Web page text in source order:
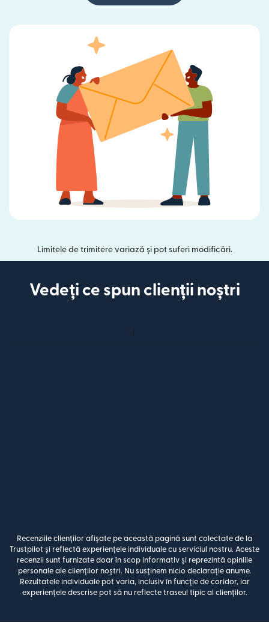
Limitele de trimitere variază și pot suferi modificări.
Vedeți ce spun clienții noștri
Recenziile clienților afișate pe această pagină sunt colectate de la
Trustpilot și reflectă experiențele individuale cu serviciul nostru. Aceste
recenzii sunt furnizate doar în scop informativ și reprezintă opiniile
personale ale clienților noștri. Nu susținem nicio declarație anume.
Rezultatele individuale pot varia, inclusiv în funcție de coridor, iar
experiențele descrise pot să nu reflecte traseul tipic al clienților.